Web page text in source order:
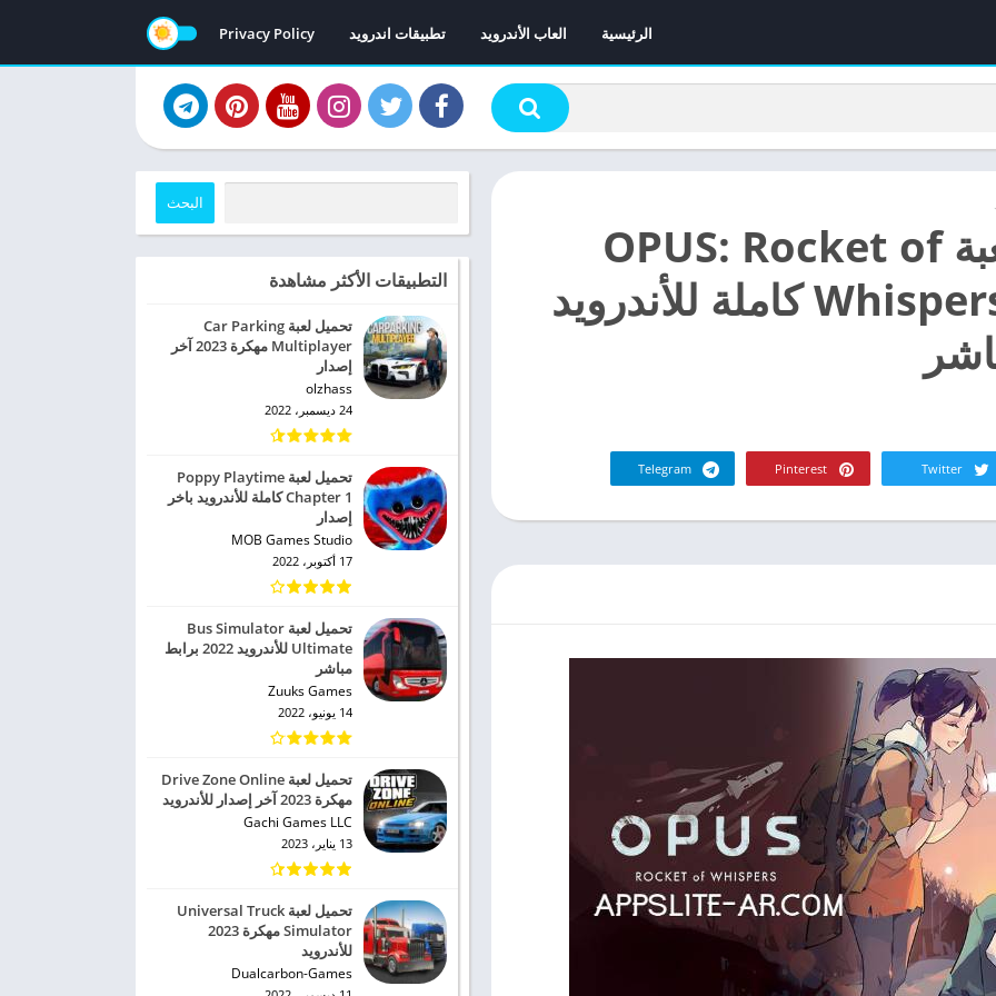
الرئيسية العاب الأندرويد تطبيقات اندرويد Privacy Policy
تحميل لعبة OPUS: Rocket of
Whispers v4.9.1 كاملة للأندرويد
Twitter
Pinterest
Telegram
البحث
التطبيقات الأكثر مشاهدة
تحميل لعبة Car Parking
Multiplayer‏ مهكرة 2023 آخر
إصدار
olzhass
24 ديسمبر، 2022
تحميل لعبة Poppy Playtime
Chapter 1 كاملة للأندرويد باخر
إصدار
MOB Games Studio
17 أكتوبر، 2022
تحميل لعبة Bus Simulator
Ultimate للأندرويد 2022 برابط
مباشر
Zuuks Games
14 يونيو، 2022
تحميل لعبة Drive Zone Online
مهكرة 2023 آخر إصدار للأندرويد
Gachi Games LLC
13 يناير، 2023
تحميل لعبة Universal Truck
Simulator مهكرة 2023
للأندرويد
Dualcarbon-Games